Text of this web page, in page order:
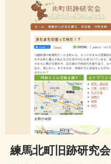
練馬北町旧跡研究会